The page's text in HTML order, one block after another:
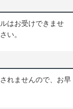
はお受けできませ
い。
れませんので、お早